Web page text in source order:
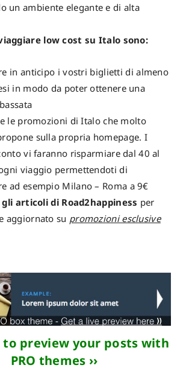
un ambiente elegante e di alta
low cost su Italo sono:
in anticipo i vostri biglietti di almeno
in modo da poter ottenere una
le promozioni di Italo che molto
sulla propria homepage. I
vi faranno risparmiare dal 40 al
viaggio permettendoti di
ad esempio Milano – Roma a 9€
gli articoli di Road2happiness per
aggiornato su promozioni esclusive
to preview your posts with
PRO themes ››